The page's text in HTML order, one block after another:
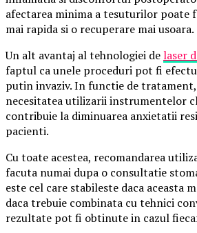
afectarea minima a tesuturilor poate
mai rapida si o recuperare mai usoara.
Un alt avantaj al tehnologiei delaser
faptul ca unele proceduri pot fi
putin invaziv. In functie de
necesitatea utilizarii instrumentelor
contribuie la diminuarea anxietatii
pacienti.
Cu toate acestea, recomandarea
facuta numai dupa o consultatie
este cel care stabileste daca aceasta
daca trebuie combinata cu tehnici
rezultate pot fi obtinute in cazul